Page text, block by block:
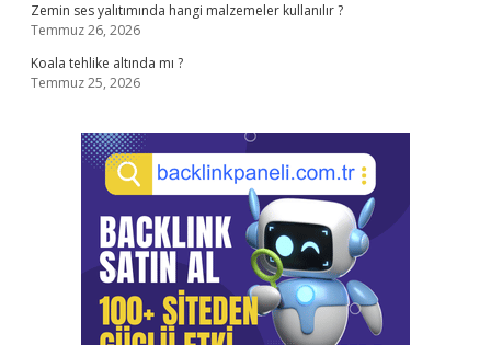
Zemin ses yalıtımında hangi malzemeler kullanılır ?
Temmuz 26, 2026
Koala tehlike altında mı ?
Temmuz 25, 2026